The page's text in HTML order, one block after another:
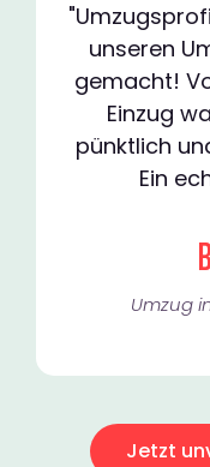
unseren
gemacht!
Einzug
pünktlich
Ein
Umzug
Jetzt